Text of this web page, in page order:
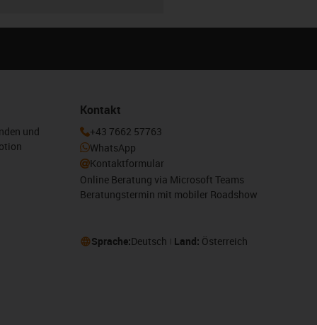
und
Kontakt
+43 7662 57763
WhatsApp
Kontaktformular
Online Beratung via Microsoft Teams
Beratungstermin mit mobiler Roadshow
Sprache:Deutsch Land: Österreich